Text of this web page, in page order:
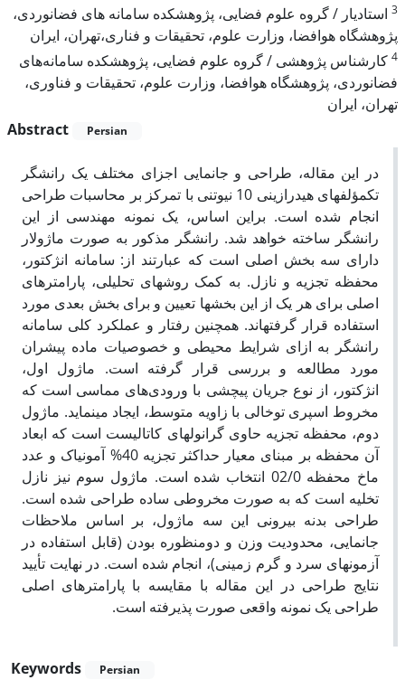
3 استادیار / گروه علوم فضایی، پژوهشکده سامانه های فضانوردی،
پژوهشگاه هوافضا، وزارت علوم، تحقیقات و فناری،تهران، ایران
4 کارشناس پژوهشی / گروه علوم فضایی، پژوهشکده سامانه‌های
فضانوردی، پژوهشگاه هوافضا، وزارت علوم، تحقیقات و فناوری،
تهران، ایران
Abstract
Persian
در این مقاله، طراحی و جانمایی اجزای مختلف یک رانشگر
تک‎مؤلفه‎ای هیدرازینی 10 نیوتنی با تمرکز بر محاسبات طراحی
انجام شده است. براین اساس، یک نمونه مهندسی از این
رانشگر ساخته خواهد شد. رانشگر مذکور به صورت ماژولار
دارای سه بخش اصلی است که عبارتند از: سامانه انژکتور،
محفظه تجزیه و نازل. به کمک روش­های تحلیلی، پارامترهای
اصلی برای هر یک از این بخش­ها تعیین و برای بخش بعدی مورد
استفاده قرار گرفته‎اند. همچنین رفتار و عملکرد کلی سامانه
رانشگر به ازای شرایط محیطی و خصوصیات ماده پیشران
مورد مطالعه و بررسی قرار گرفته است. ماژول اول،
انژکتور، از نوع جریان پیچشی با ورودی‌های مماسی است که
مخروط اسپری توخالی با زاویه متوسط، ایجاد می‎نماید. ماژول
دوم، محفظه تجزیه حاوی گرانول‎های کاتالیست است که ابعاد
آن محفظه بر مبنای معیار حداکثر تجزیه 40% آمونیاک و عدد
ماخ محفظه 02/0 انتخاب شده است. ماژول سوم نیز نازل
تخلیه است که به صورت مخروطی ساده طراحی شده است.
طراحی بدنه بیرونی این سه ماژول، بر اساس ملاحظات
جانمایی، محدودیت وزن و دومنظوره بودن (قابل استفاده در
آزمون­های سرد و گرم زمینی)، انجام شده است. در نهایت تأیید
نتایج طراحی در این مقاله با مقایسه با پارامترهای اصلی
طراحی یک نمونه واقعی صورت پذیرفته است.
Keywords Persian